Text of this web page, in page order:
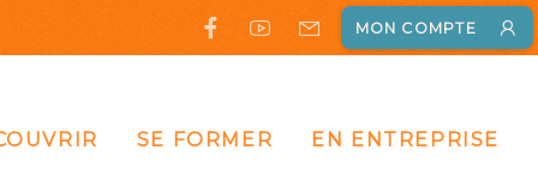
MON COMPTE
SE FORMER EN ENTREPRISE